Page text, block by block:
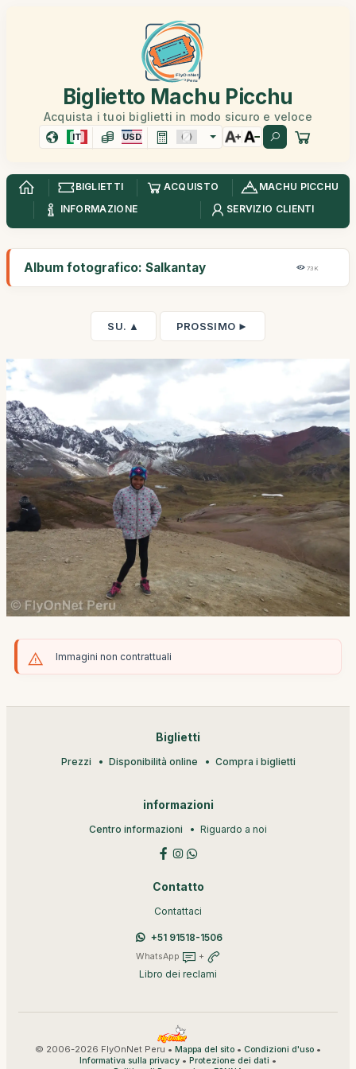
Biglietto Machu Picchu
Acquista i tuoi biglietti in modo sicuro e veloce
IT USD
BIGLIETTI ACQUISTO
MACHU PICCHU
INFORMAZIONE
SERVIZIO CLIENTI
Album fotografico: Salkantay 73K
SU. ▲ PROSSIMO ►
Immagini non contrattuali
Biglietti
Prezzi Disponibilità online Compra i biglietti
informazioni
Centro informazioni Riguardo a noi
Contatto
Contattaci
+51 91518-1506
WhatsApp +
Libro dei reclami
© 2006-2026 FlyOnNet Peru • Mappa del sito • Condizioni d'uso •
Informativa sulla privacy • Protezione dei dati •